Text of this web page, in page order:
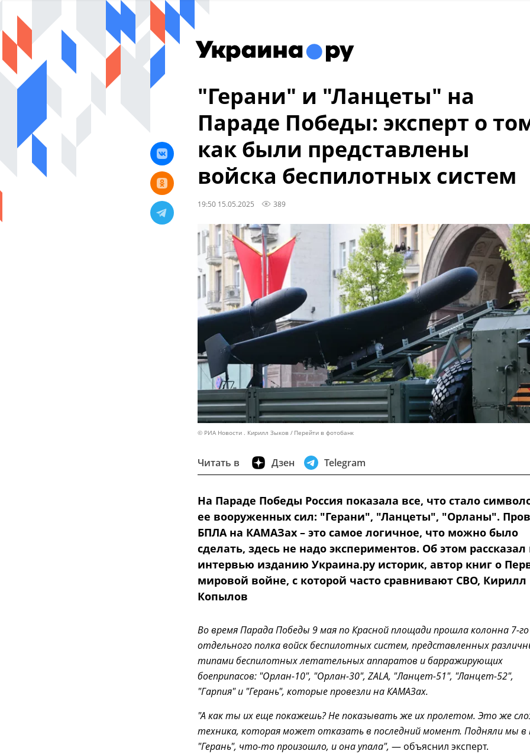
"Герани" и "Ланцеты" на
Параде Победы: эксперт о
как были представлены
войска беспилотных систем
19:50 15.05.2025 389
© РИА Новости . Кирилл Зыков Перейти в фотобанк
Читать в Дзен Telegram
На Параде Победы Россия показала все, что стало
ее вооруженных сил: "Герани", "Ланцеты", "Орланы".
БПЛА на КАМАЗах – это самое логичное, что можно было
сделать, здесь не надо экспериментов. Об этом рассказал
интервью изданию Украина.ру историк, автор книг о
мировой войне, с которой часто сравнивают СВО, Кирилл
Копылов
Во время Парада Победы 9 мая по Красной площади прошла колонна 7-го
отдельного полка войск беспилотных систем, представленных
типами беспилотных летательных аппаратов и барражирующих
боеприпасов: "Орлан-10", "Орлан-30", ZALA, "Ланцет-51", "Ланцет-52",
"Гарпия" и "Герань", которые провезли на КАМАЗах.
"А как ты их еще покажешь? Не показывать же их пролетом. Это же
техника, которая может отказать в последний момент. Подняли мы в
"Герань", что-то произошло, и она упала", — объяснил эксперт.